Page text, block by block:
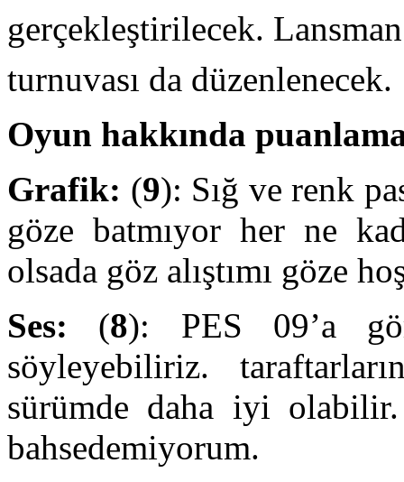
gerçekleştirilecek.
turnuvası da düzenlenecek.
Oyun hakkında
Grafik: (9): Sığ ve renk
göze batmıyor her ne
olsada göz alıştımı göze
Ses: (8): PES 09’a
söyleyebiliriz.
sürümde daha iyi
bahsedemiyorum.